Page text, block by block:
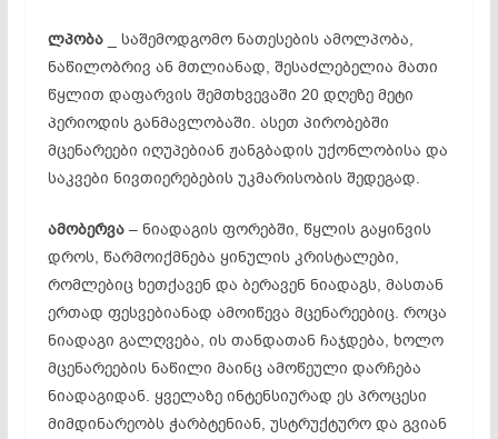
ლპობა_ საშემოდგომო ნათესების ამოლპობა,
ნაწილობრივ ან მთლიანად, შესაძლებელია მათი
წყლით დაფარვის შემთხვევაში 20 დღეზე მეტი
პერიოდის განმავლობაში. ასეთ პირობებში
მცენარეები იღუპებიან ჟანგბადის უქონლობისა და
საკვები ნივთიერებების უკმარისობის შედეგად.
ამობერვა– ნიადაგის ფორებში, წყლის გაყინვის
დროს, წარმოიქმნება ყინულის კრისტალები,
რომლებიც ხეთქავენ და ბერავენ ნიადაგს, მასთან
ერთად ფესვებიანად ამოიწევა მცენარეებიც. როცა
ნიადაგი გალღვება, ის თანდათან ჩაჯდება, ხოლო
მცენარეების ნაწილი მაინც ამოწეული დარჩება
ნიადაგიდან. ყველაზე ინტენსიურად ეს პროცესი
მიმდინარეობს ჭარბტენიან, უსტრუქტურო და გვიან